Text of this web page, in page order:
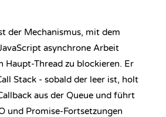
der Mechanismus, mit dem
asynchrone Arbeit
Haupt-Thread zu blockieren. Er
Stack - sobald der leer ist, holt
aus der Queue und führt
und Promise-Fortsetzungen